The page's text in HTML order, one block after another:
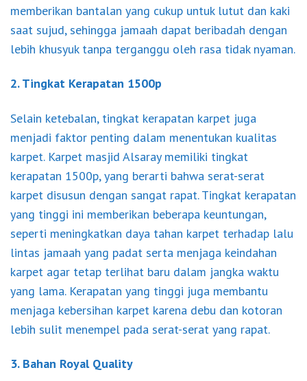
memberikan bantalan yang cukup untuk lutut dan kaki
saat sujud, sehingga jamaah dapat beribadah dengan
lebih khusyuk tanpa terganggu oleh rasa tidak nyaman.
2. Tingkat Kerapatan 1500p
Selain ketebalan, tingkat kerapatan karpet juga
menjadi faktor penting dalam menentukan kualitas
karpet. Karpet masjid Alsaray memiliki tingkat
kerapatan 1500p, yang berarti bahwa serat-serat
karpet disusun dengan sangat rapat. Tingkat kerapatan
yang tinggi ini memberikan beberapa keuntungan,
seperti meningkatkan daya tahan karpet terhadap lalu
lintas jamaah yang padat serta menjaga keindahan
karpet agar tetap terlihat baru dalam jangka waktu
yang lama. Kerapatan yang tinggi juga membantu
menjaga kebersihan karpet karena debu dan kotoran
lebih sulit menempel pada serat-serat yang rapat.
3. Bahan Royal Quality